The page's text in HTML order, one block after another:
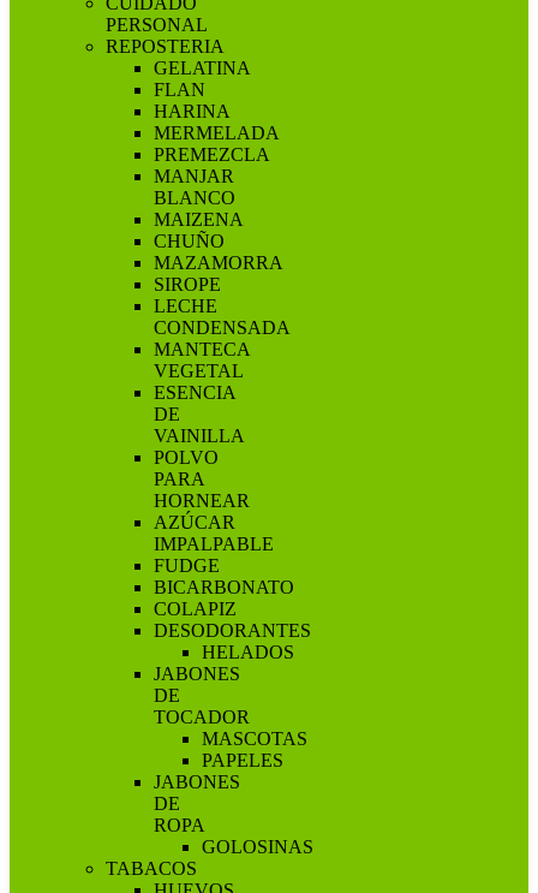
PERSONAL
REPOSTERIA
GELATINA
FLAN
HARINA
MERMELADA
PREMEZCLA
MANJAR
BLANCO
MAIZENA
CHUÑO
MAZAMORRA
SIROPE
LECHE
CONDENSADA
MANTECA
VEGETAL
ESENCIA
DE
VAINILLA
POLVO
PARA
HORNEAR
AZÚCAR
IMPALPABLE
FUDGE
BICARBONATO
COLAPIZ
DESODORANTES
HELADOS
JABONES
DE
TOCADOR
MASCOTAS
PAPELES
JABONES
DE
ROPA
GOLOSINAS
TABACOS